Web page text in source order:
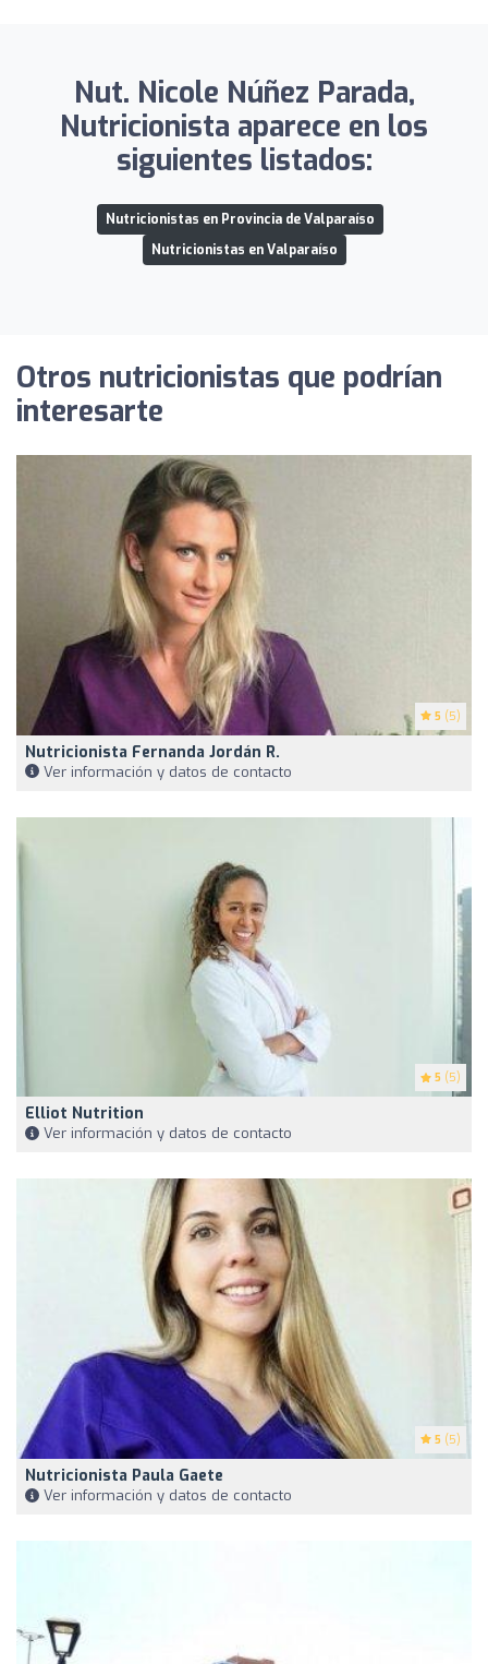
Nut. Nicole Núñez Parada,
Nutricionista aparece en los
siguientes listados:
Nutricionistas en Provincia de Valparaíso
Nutricionistas en Valparaíso
Otros nutricionistas que podrían
interesarte
5 (5)
Nutricionista Fernanda Jordán R.
Ver información y datos de contacto
5 (5)
Elliot Nutrition
Ver información y datos de contacto
5 (5)
Nutricionista Paula Gaete
Ver información y datos de contacto